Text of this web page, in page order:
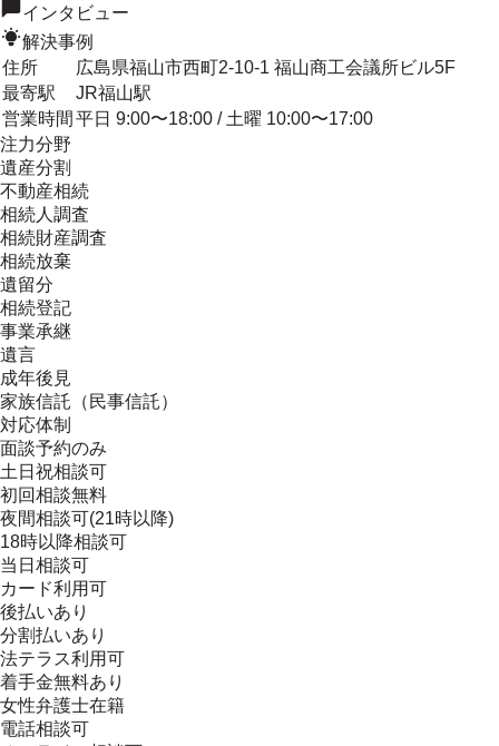
インタビュー
解決事例
住所
広島県福山市西町2-10-1 福山商工会議所ビル5F
最寄駅
JR福山駅
営業時間 平日 9:00〜18:00 / 土曜 10:00〜17:00
注力分野
遺産分割
不動産相続
相続人調査
相続財産調査
相続放棄
遺留分
相続登記
事業承継
遺言
成年後見
家族信託（民事信託）
対応体制
面談予約のみ
土日祝相談可
初回相談無料
夜間相談可(21時以降)
18時以降相談可
当日相談可
カード利用可
後払いあり
分割払いあり
法テラス利用可
着手金無料あり
女性弁護士在籍
電話相談可